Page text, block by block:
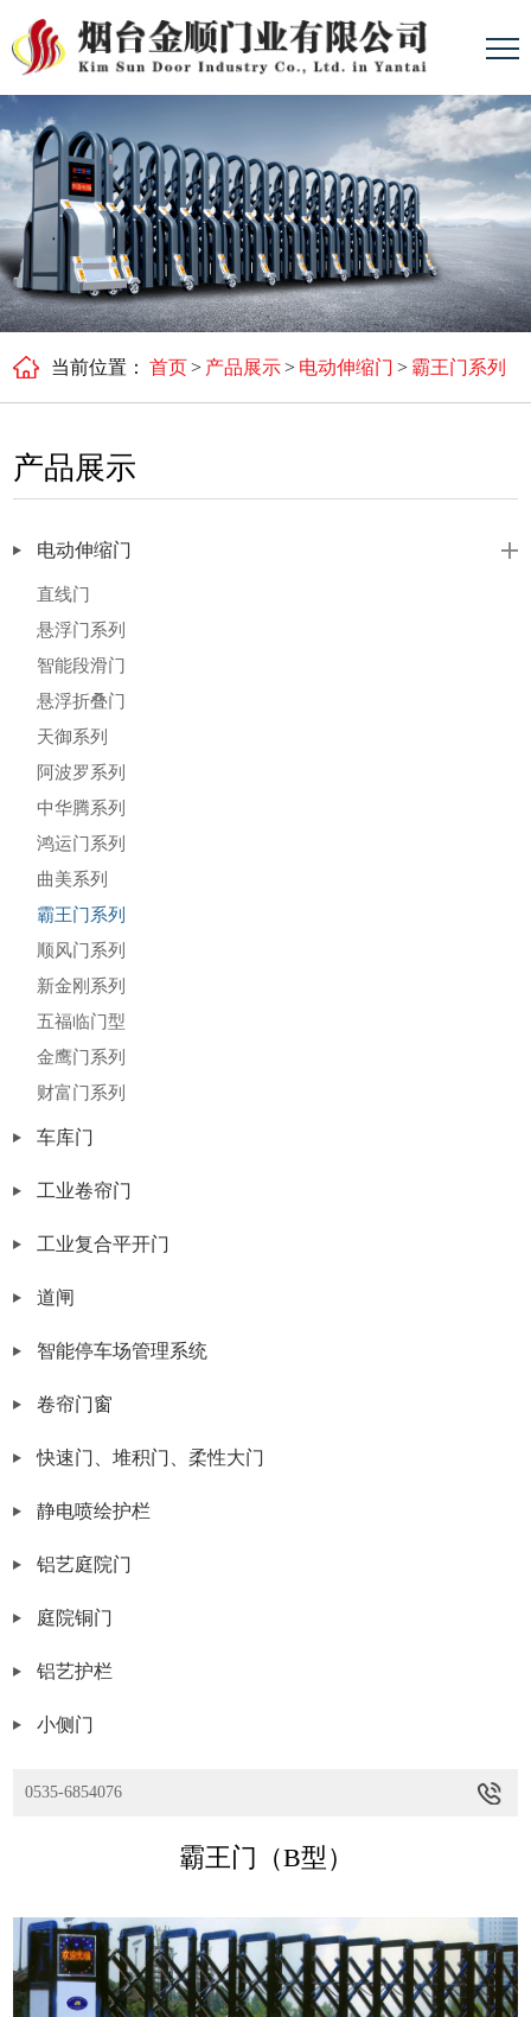
当前位置： 首页> 产品展示> 电动伸缩门 > 霸王门系列
产品展示
电动伸缩门
直线门
悬浮门系列
智能段滑门
悬浮折叠门
天御系列
阿波罗系列
中华腾系列
鸿运门系列
曲美系列
霸王门系列
顺风门系列
新金刚系列
五福临门型
金鹰门系列
财富门系列
车库门
工业卷帘门
工业复合平开门
道闸
智能停车场管理系统
卷帘门窗
快速门、堆积门、柔性大门
静电喷绘护栏
铝艺庭院门
庭院铜门
铝艺护栏
小侧门
0535-6854076
霸王门（B型）